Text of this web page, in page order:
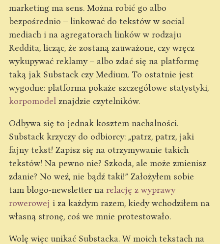
marketing ma sens. Można robić go albo
bezpośrednio – linkować do tekstów w social
mediach i na agregatorach linków w rodzaju
Reddita, licząc, że zostaną zauważone, czy wręcz
wykupywać reklamy – albo zdać się na platformę
taką jak Substack czy Medium. To ostatnie jest
wygodne: platforma pokaże szczegółowe statystyki,
korpomodel znajdzie czytelników.
Odbywa się to jednak kosztem nachalności.
Substack krzyczy do odbiorcy: „patrz, patrz, jaki
fajny tekst! Zapisz się na otrzymywanie takich
tekstów! Na pewno nie? Szkoda, ale może zmienisz
zdanie? No weź, nie bądź taki!” Założyłem sobie
tam blogo-newsletter na relację z wyprawy
rowerowej i za każdym razem, kiedy wchodziłem na
własną stronę, coś we mnie protestowało.
Wolę więc unikać Substacka. W moich tekstach na